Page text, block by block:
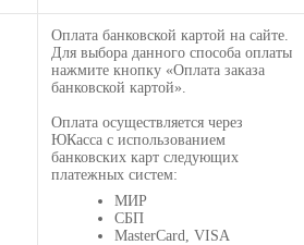
Оплата банковской картой на сайте.
Для выбора данного способа оплаты
нажмите кнопку «Оплата заказа
банковской картой».
Оплата осуществляется через
ЮКасса с использованием
банковских карт следующих
платежных систем:
МИР
СБП
MasterCard, VISA